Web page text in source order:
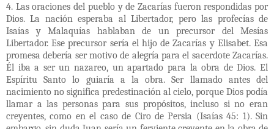
4. Las oraciones del pueblo y de Zacarías fueron respondidas por
Dios. La nación esperaba al Libertador, pero las profecías de
Isaías y Malaquías hablaban de un precursor del Mesías
Libertador. Ese precursor sería el hijo de Zacarías y Elisabet. Esa
promesa debería ser motivo de alegría para el sacerdote Zacarías.
Él iba a ser un nazareo, un apartado para la obra de Dios. El
Espíritu Santo lo guiaría a la obra. Ser llamado antes del
nacimiento no significa predestinación al cielo, porque Dios podía
llamar a las personas para sus propósitos, incluso si no eran
creyentes, como en el caso de Ciro de Persia (Isaías 45: 1). Sin